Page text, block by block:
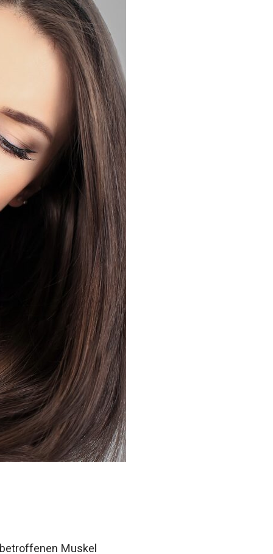
Muskel